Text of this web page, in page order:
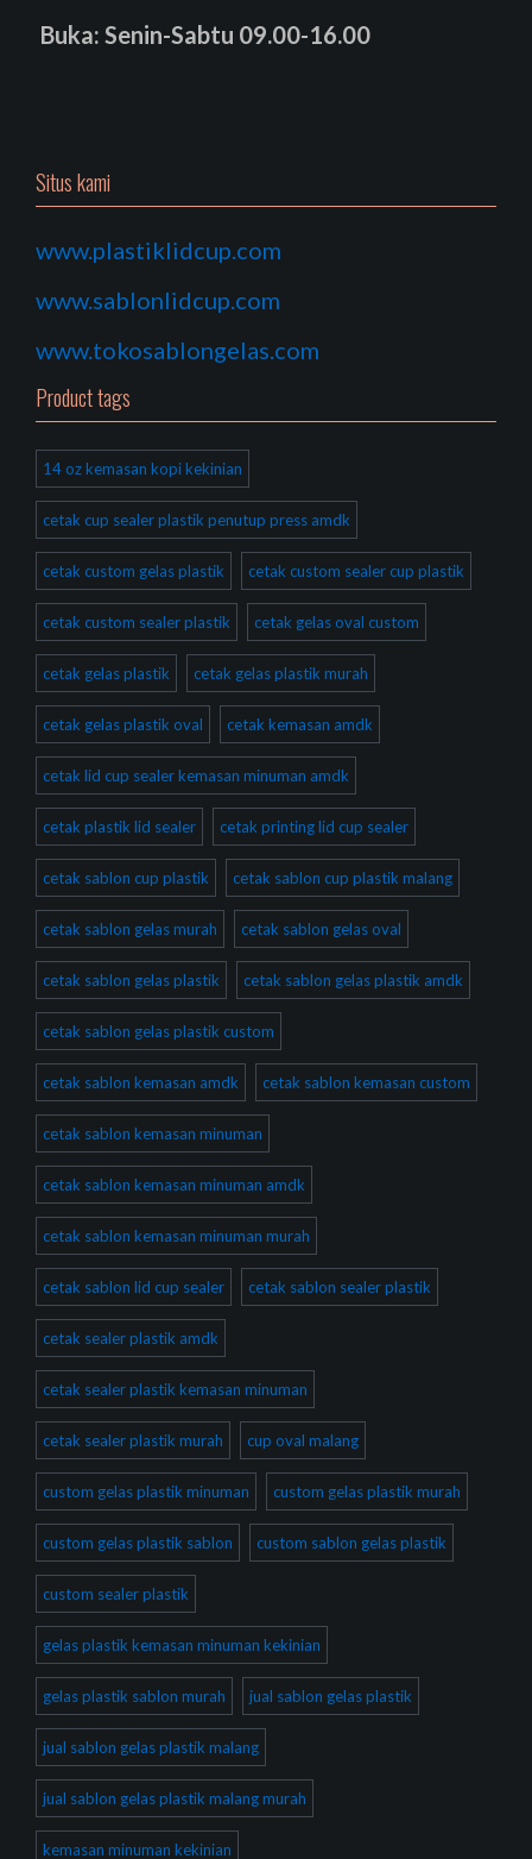
Buka: Senin-Sabtu 09.00-16.00
Situs kami
www.plastiklidcup.com
www.sablonlidcup.com
www.tokosablongelas.com
Product tags
14 oz kemasan kopi kekinian
cetak cup sealer plastik penutup press amdk
cetak custom gelas plastik cetak custom sealer cup plastik
cetak custom sealer plastik cetak gelas oval custom
cetak gelas plastik cetak gelas plastik murah
cetak gelas plastik oval cetak kemasan amdk
cetak lid cup sealer kemasan minuman amdk
cetak plastik lid sealer cetak printing lid cup sealer
cetak sablon cup plastik cetak sablon cup plastik malang
cetak sablon gelas murah cetak sablon gelas oval
cetak sablon gelas plastik cetak sablon gelas plastik amdk
cetak sablon gelas plastik custom
cetak sablon kemasan amdk cetak sablon kemasan custom
cetak sablon kemasan minuman
cetak sablon kemasan minuman amdk
cetak sablon kemasan minuman murah
cetak sablon lid cup sealer cetak sablon sealer plastik
cetak sealer plastik amdk
cetak sealer plastik kemasan minuman
cetak sealer plastik murah cup oval malang
custom gelas plastik minuman custom gelas plastik murah
custom gelas plastik sablon custom sablon gelas plastik
custom sealer plastik
gelas plastik kemasan minuman kekinian
gelas plastik sablon murah jual sablon gelas plastik
jual sablon gelas plastik malang
jual sablon gelas plastik malang murah
kemasan minuman kekinian